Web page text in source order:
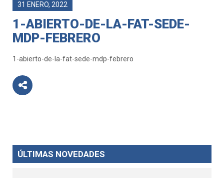
31 ENERO, 2022
1-ABIERTO-DE-LA-FAT-SEDE-
MDP-FEBRERO
1-abierto-de-la-fat-sede-mdp-febrero
ÚLTIMAS NOVEDADES